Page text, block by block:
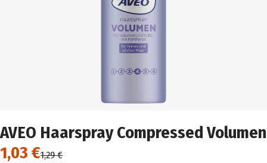
AVEO Haarspray Compressed Volumen
1,03 €1,29 €